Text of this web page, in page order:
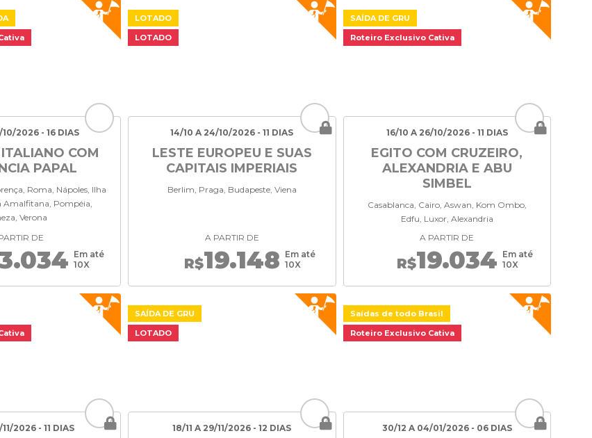
2026 - 16 DIAS
COM
PAPAL
Roma, Nápoles, Ilha
Amalfitana, Pompéia,
Verona
DE
Em até
10X
LOTADO
LOTADO
14/10 A 24/10/2026 - 11 DIAS
LESTE EUROPEU E SUAS
CAPITAIS IMPERIAIS
Berlim, Praga, Budapeste, Viena
A PARTIR DE
R$19.148 Em até
10X
SAÍDA DE GRU
Roteiro Exclusivo Cativa
16/10 A 26/10/2026 - 11 DIAS
EGITO COM CRUZEIRO,
ALEXANDRIA E ABU
SIMBEL
Casablanca, Cairo, Aswan, Kom Ombo,
Edfu, Luxor, Alexandria
A PARTIR DE
R$19.034 Em até
10X
11/2026 - 11 DIAS
SAÍDA DE GRU
LOTADO
18/11 A 29/11/2026 - 12 DIAS
Saídas de todo Brasil
Roteiro Exclusivo Cativa
30/12 A 04/01/2026 - 06 DIAS